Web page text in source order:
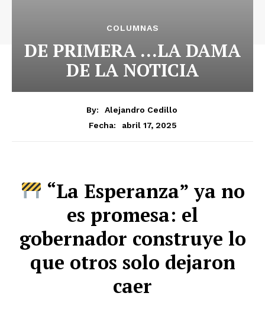
COLUMNAS
DE PRIMERA …LA DAMA
DE LA NOTICIA
By:
Alejandro Cedillo
Fecha:
abril 17, 2025
“La Esperanza” ya no
es promesa: el
gobernador construye lo
que otros solo dejaron
caer